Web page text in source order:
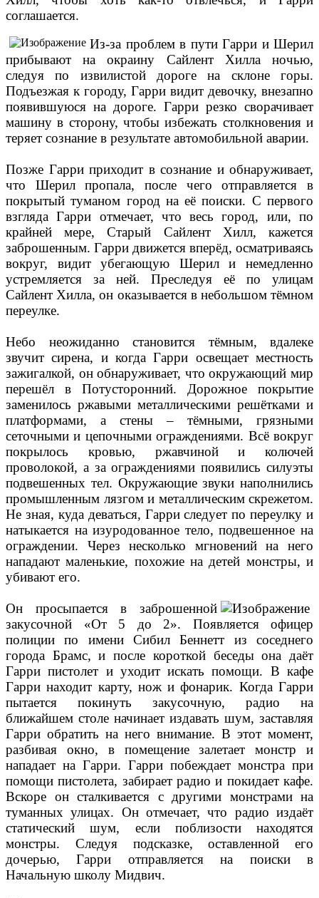
соглашается.
Из-за проблем в пути Гарри и Шерил
прибывают на окраину Сайлент Хилла ночью,
следуя по извилистой дороге на склоне горы.
Подъезжая к городу, Гарри видит девочку, внезапно
появившуюся на дороге. Гарри резко сворачивает
машину в сторону, чтобы избежать столкновения и
теряет сознание в результате автомобильной аварии.
Позже Гарри приходит в сознание и обнаруживает,
что Шерил пропала, после чего отправляется в
покрытый туманом город на её поиски. С первого
взгляда Гарри отмечает, что весь город, или, по
крайней мере, Старый Сайлент Хилл, кажется
заброшенным. Гарри движется вперёд, осматриваясь
вокруг, видит убегающую Шерил и немедленно
устремляется за ней. Преследуя её по улицам
Сайлент Хилла, он оказывается в небольшом тёмном
переулке.
Небо неожиданно становится тёмным, вдалеке
звучит сирена, и когда Гарри освещает местность
зажигалкой, он обнаруживает, что окружающий мир
перешёл в Потусторонний. Дорожное покрытие
заменилось ржавыми металлическими решётками и
платформами, а стены – тёмными, грязными
сеточными и цепочными ограждениями. Всё вокруг
покрылось кровью, ржавчиной и колючей
проволокой, а за ограждениями появились силуэты
подвешенных тел. Окружающие звуки наполнились
промышленным лязгом и металлическим скрежетом.
Не зная, куда деваться, Гарри следует по переулку и
натыкается на изуродованное тело, подвешенное на
ограждении. Через несколько мгновений на него
нападают маленькие, похожие на детей монстры, и
убивают его.
Он просыпается в заброшенной
закусочной «От 5 до 2». Появляется офицер
полиции по имени Сибил Беннетт из соседнего
города Брамс, и после короткой беседы она даёт
Гарри пистолет и уходит искать помощи. В кафе
Гарри находит карту, нож и фонарик. Когда Гарри
пытается покинуть закусочную, радио на
ближайшем столе начинает издавать шум, заставляя
Гарри обратить на него внимание. В этот момент,
разбивая окно, в помещение залетает монстр и
нападает на Гарри. Гарри побеждает монстра при
помощи пистолета, забирает радио и покидает кафе.
Вскоре он сталкивается с другими монстрами на
туманных улицах. Он отмечает, что радио издаёт
статический шум, если поблизости находятся
монстры. Следуя подсказке, оставленной его
дочерью, Гарри отправляется на поиски в
Начальную школу Мидвич.